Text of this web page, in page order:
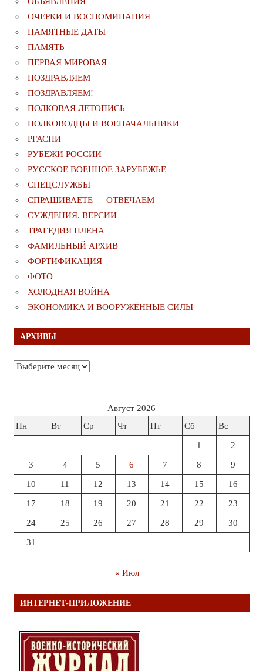
ОЧЕРКИ И ВОСПОМИНАНИЯ
ПАМЯТНЫЕ ДАТЫ
ПАМЯТЬ
ПЕРВАЯ МИРОВАЯ
ПОЗДРАВЛЯЕМ
ПОЗДРАВЛЯЕМ!
ПОЛКОВАЯ ЛЕТОПИСЬ
ПОЛКОВОДЦЫ И ВОЕНАЧАЛЬНИКИ
РГАСПИ
РУБЕЖИ РОССИИ
РУССКОЕ ВОЕННОЕ ЗАРУБЕЖЬЕ
СПЕЦСЛУЖБЫ
СПРАШИВАЕТЕ — ОТВЕЧАЕМ
СУЖДЕНИЯ. ВЕРСИИ
ТРАГЕДИЯ ПЛЕНА
ФАМИЛЬНЫЙ АРХИВ
ФОРТИФИКАЦИЯ
ФОТО
ХОЛОДНАЯ ВОЙНА
ЭКОНОМИКА И ВООРУЖЁННЫЕ СИЛЫ
АРХИВЫ
Архивы
Август 2026
Пн
Вт Ср Чт Пт Сб Вс
1 2
3 4 5 6 7 8 9
10 11 12 13 14 15 16
17 18 19 20 21 22 23
24 25 26 27 28 29 30
31
« Июл
ИНТЕРНЕТ-ПРИЛОЖЕНИЕ